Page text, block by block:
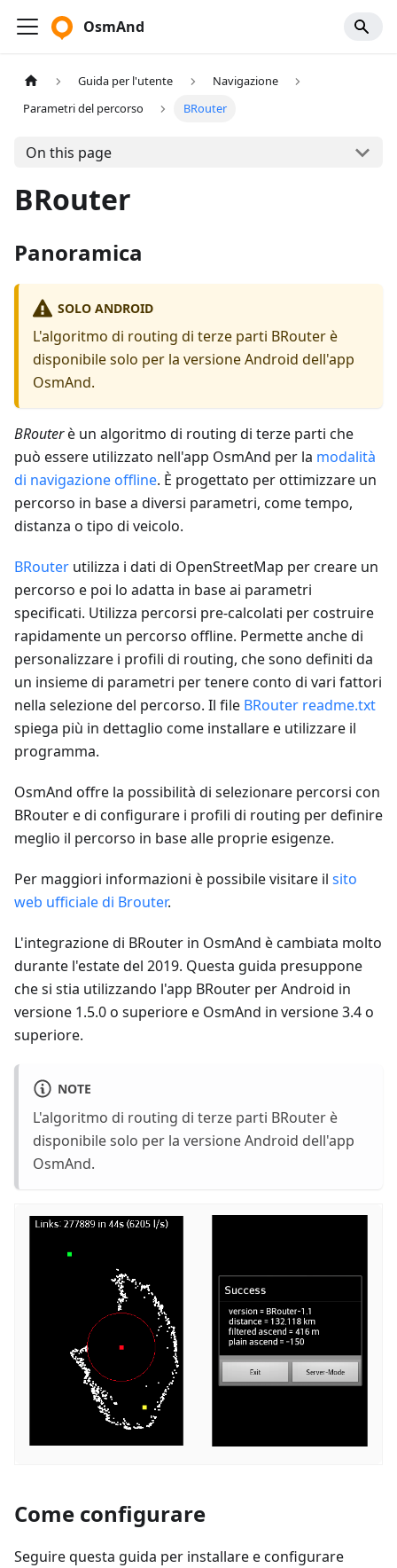
OsmAnd
Guida per l'utente
Navigazione
Parametri del percorso
BRouter
On this page
BRouter
Panoramica
SOLO ANDROID
L'algoritmo di routing di terze parti BRouter è
disponibile solo per la versione Android dell'app
OsmAnd.
BRouterè un algoritmo di routing di terze parti che
può essere utilizzato nell'app OsmAnd per la modalità
di navigazione offline. È progettato per ottimizzare un
percorso in base a diversi parametri, come tempo,
distanza o tipo di veicolo.
BRouter utilizza i dati di OpenStreetMap per creare un
percorso e poi lo adatta in base ai parametri
specificati. Utilizza percorsi pre-calcolati per costruire
rapidamente un percorso offline. Permette anche di
personalizzare i profili di routing, che sono definiti da
un insieme di parametri per tenere conto di vari fattori
nella selezione del percorso. Il file BRouter readme.txt
spiega più in dettaglio come installare e utilizzare il
programma.
OsmAnd offre la possibilità di selezionare percorsi con
BRouter e di configurare i profili di routing per definire
meglio il percorso in base alle proprie esigenze.
Per maggiori informazioni è possibile visitare il sito
web ufficiale di Brouter.
L'integrazione di BRouter in OsmAnd è cambiata molto
durante l'estate del 2019. Questa guida presuppone
che si stia utilizzando l'app BRouter per Android in
versione 1.5.0 o superiore e OsmAnd in versione 3.4 o
superiore.
NOTE
L'algoritmo di routing di terze parti BRouter è
disponibile solo per la versione Android dell'app
OsmAnd.
Come configurare
Seguire questa guida per installare e configurare